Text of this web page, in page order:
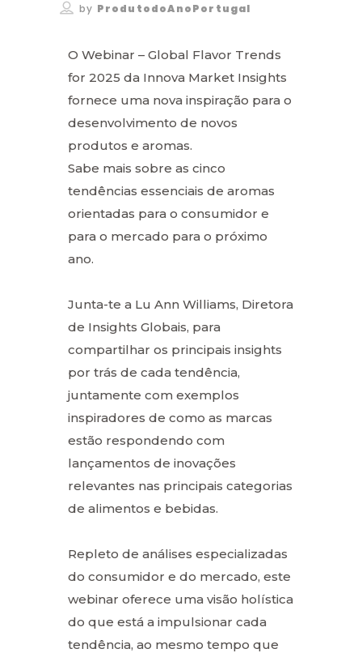
by ProdutodoAnoPortugal
O Webinar – Global Flavor Trends
for 2025 da Innova Market Insights
fornece uma nova inspiração para o
desenvolvimento de novos
produtos e aromas.
Sabe mais sobre as cinco
tendências essenciais de aromas
orientadas para o consumidor e
para o mercado para o próximo
ano.
Junta-te a Lu Ann Williams, Diretora
de Insights Globais, para
compartilhar os principais insights
por trás de cada tendência,
juntamente com exemplos
inspiradores de como as marcas
estão respondendo com
lançamentos de inovações
relevantes nas principais categorias
de alimentos e bebidas.
Repleto de análises especializadas
do consumidor e do mercado, este
webinar oferece uma visão holística
do que está a impulsionar cada
tendência, ao mesmo tempo que